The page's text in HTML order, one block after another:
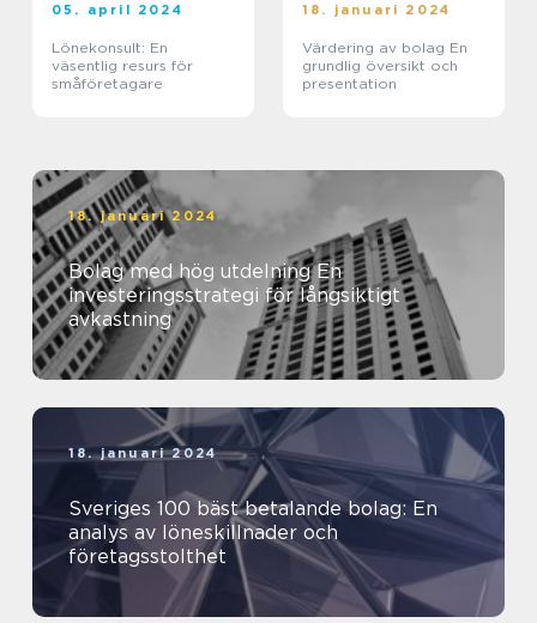
05. april 2024
Lönekonsult: En
väsentlig resurs för
småföretagare
18. januari 2024
Värdering av bolag En
grundlig översikt och
presentation
18. januari 2024
Bolag med hög utdelning En
investeringsstrategi för långsiktigt
avkastning
18. januari 2024
Sveriges 100 bäst betalande bolag: En
analys av löneskillnader och
företagsstolthet